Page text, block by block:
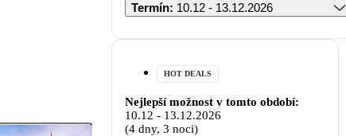
Termín: 10.12 - 13.12.2026
HOT DEALS
Nejlepší možnost v tomto období:
10.12 - 13.12.2026
(4 dny, 3 noci)